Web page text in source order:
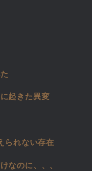
起きた異変
られない存在
なのに、、、